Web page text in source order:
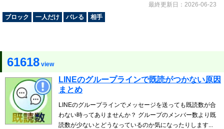
最終更新日：2026-06-23
ブロック
一人だけ バレる 相手
61618 view
LINEのグループラインで既読がつかない原因
まとめ
LINEのグループラインでメッセージを送っても既読数が合
わない時ってありませんか？ グループのメンバー数より既
読数が少ないとどうなっているのか気になったりします...